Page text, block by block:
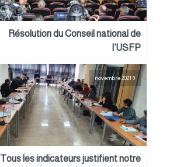
Résolution du Conseil national de
l’USFP
9 novembre 2021
Tous les indicateurs justifient notre